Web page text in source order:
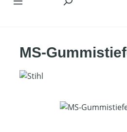
MS-
Bildergalerie überspringen